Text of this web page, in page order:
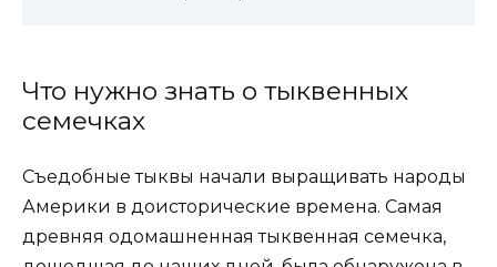
Что нужно знать о тыквенных
семечках
Съедобные тыквы начали выращивать народы
Америки в доисторические времена. Самая
древняя одомашненная тыквенная семечка,